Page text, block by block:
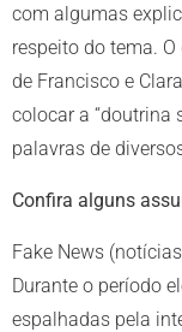
com algumas
respeito do tema.
de Francisco e
colocar a “doutrina
palavras de
Confira alguns
Fake News
Durante o período
espalhadas pela